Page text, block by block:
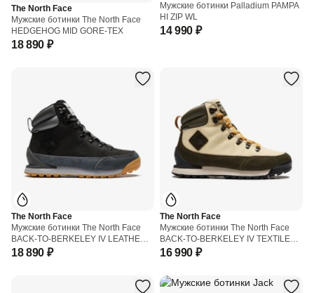
The North Face
Мужские ботинки The North Face
HEDGEHOG MID GORE-TEX
18 890 ₽
Мужские ботинки Palladium PAMPA
HI ZIP WL
14 990 ₽
The North Face
Мужские ботинки The North Face
BACK-TO-BERKELEY IV LEATHER
WATERPROOF
18 890 ₽
The North Face
Мужские ботинки The North Face
BACK-TO-BERKELEY IV TEXTILE
WATERPROOF
16 990 ₽